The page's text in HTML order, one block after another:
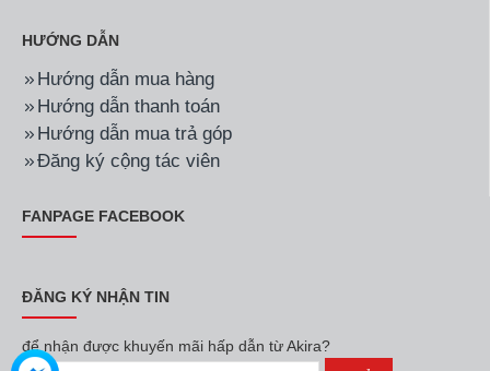
HƯỚNG DẪN
Hướng dẫn mua hàng
Hướng dẫn thanh toán
Hướng dẫn mua trả góp
Đăng ký cộng tác viên
FANPAGE FACEBOOK
ĐĂNG KÝ NHẬN TIN
để nhận được khuyến mãi hấp dẫn từ Akira?